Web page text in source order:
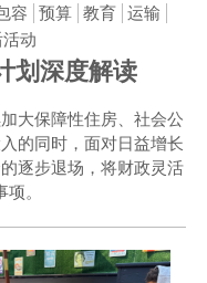
容 预算 教育 运输
动
划深度解读
大保障性住房、社会公
的同时，面对日益增长
逐步退场，将财政灵活
。